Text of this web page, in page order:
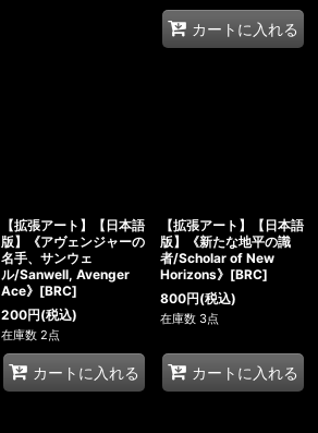
カートに入れる
【拡張アート】【日本語
版】《アヴェンジャーの
名手、サンウェ
ル/Sanwell, Avenger
Ace》[BRC]
200円(税込)
在庫数 2点
カートに入れる
【拡張アート】【日本語
版】《新たな地平の識
者/Scholar of New
Horizons》[BRC]
800円(税込)
在庫数 3点
カートに入れる